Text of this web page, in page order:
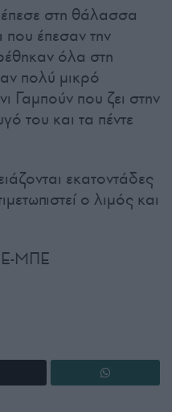
στη θάλασσα
που έπεσαν την
όλα στη
πολύ μικρό
Γαμπούν που ζει στην
του και τα πέντε
εκατοντάδες
ο λιμός και
ΜΠΕ